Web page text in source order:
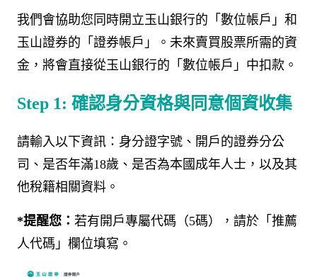
我們會協助您同時開立玉山銀行的「數位帳戶」和
玉山證券的「證券帳戶」。未來賣買股票所需的資
金，將會直接從玉山銀行的「數位帳戶」中扣款。
Step 1: 確認身分資格與同意個資收集
請輸入以下資訊：身分證字號、開戶的證券分公
司、是否年滿18歲、是否為本國成年人士，以及其
他稅籍相關資料。
*提醒您： 若有開戶專屬代碼（5碼），請於「推薦
人代碼」欄位填寫。